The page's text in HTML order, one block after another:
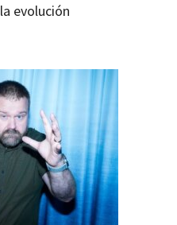
evolución